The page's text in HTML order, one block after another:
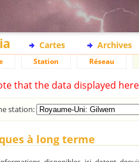
Cartes Archives
Station Réseau
that the data displayed
station:
à long terme